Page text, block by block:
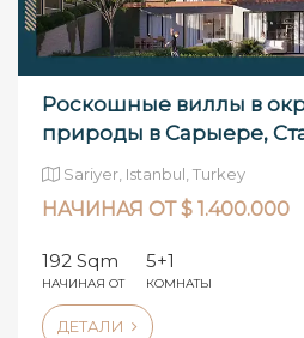
Роскошные виллы в
природы в Сарыере,
Sariyer, Istanbul, Turkey
НАЧИНАЯ ОТ $ 1.400.000
192 Sqm
НАЧИНАЯ ОТ
5+1
КОМНАТЫ
ДЕТАЛИ